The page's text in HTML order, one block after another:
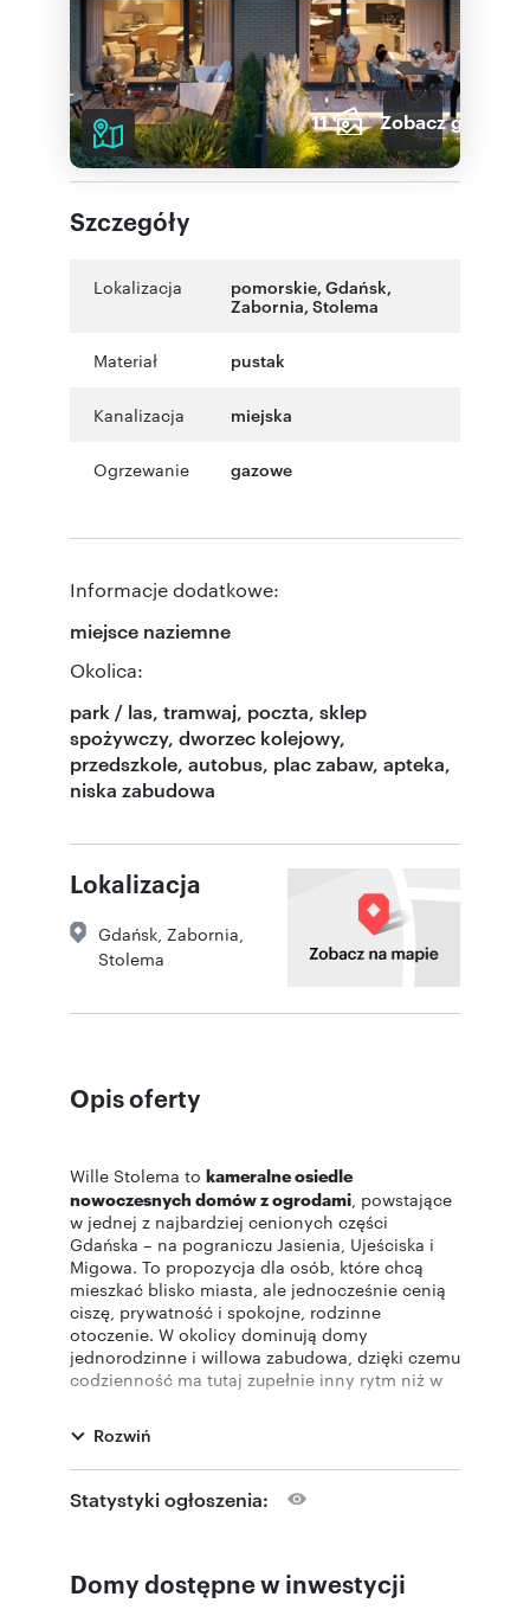
11 Zobacz galerię
Szczegóły
Lokalizacja pomorskie, Gdańsk,
Zabornia, Stolema
Materiał pustak
Kanalizacja miejska
Ogrzewanie gazowe
Informacje dodatkowe:
miejsce naziemne
Okolica:
park / las, tramwaj, poczta, sklep
spożywczy, dworzec kolejowy,
przedszkole, autobus, plac zabaw, apteka,
niska zabudowa
Lokalizacja
Gdańsk, Zabornia,
Stolema
Opis oferty
Wille Stolema to kameralne osiedle
nowoczesnych domów z ogrodami, powstające
w jednej z najbardziej cenionych części
Gdańska – na pograniczu Jasienia, Ujeściska i
Migowa. To propozycja dla osób, które chcą
mieszkać blisko miasta, ale jednocześnie cenią
ciszę, prywatność i spokojne, rodzinne
otoczenie. W okolicy dominują domy
jednorodzinne i willowa zabudowa, dzięki czemu
codzienność ma tutaj zupełnie inny rytm niż w
Osiedle tworzy zaledwie 8 przestronnych
domów w zabudowie jednorodzinnej
dwulokalowej,co zapewnia kameralny charakter
inwestycji i większy komfort życia mieszkańców.
łazienkami, oddzielnym WC oraz praktycznymi
Rozwiń
Statystyki ogłoszenia:
Domy dostępne w inwestycji